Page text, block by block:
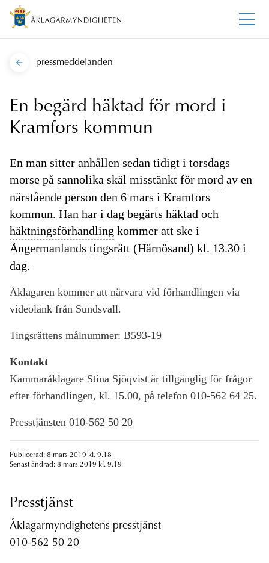
pressmeddelanden
En begärd häktad för mord i
Kramfors kommun
En man sitter anhållen sedan tidigt i torsdags
morse på sannolika skäl misstänkt för mord av en
närstående person den 6 mars i Kramfors
kommun. Han har i dag begärts häktad och
häktningsförhandling kommer att ske i
Ångermanlands tingsrätt (Härnösand) kl. 13.30 i
dag.
Åklagaren kommer att närvara vid förhandlingen via
videolänk från Sundsvall.
Tingsrättens målnummer: B593-19
Kontakt
Kammaråklagare Stina Sjöqvist är tillgänglig för frågor
efter förhandlingen, kl. 15.00, på telefon 010-562 64 25.
Presstjänsten 010-562 50 20
Publicerad: 8 mars 2019 kl. 9.18
Senast ändrad: 8 mars 2019 kl. 9.19
Presstjänst
Åklagarmyndighetens presstjänst
010-562 50 20